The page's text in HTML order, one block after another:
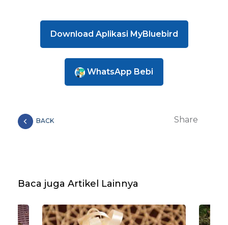
Download Aplikasi MyBluebird
WhatsApp Bebi
BACK Share
Baca juga Artikel Lainnya